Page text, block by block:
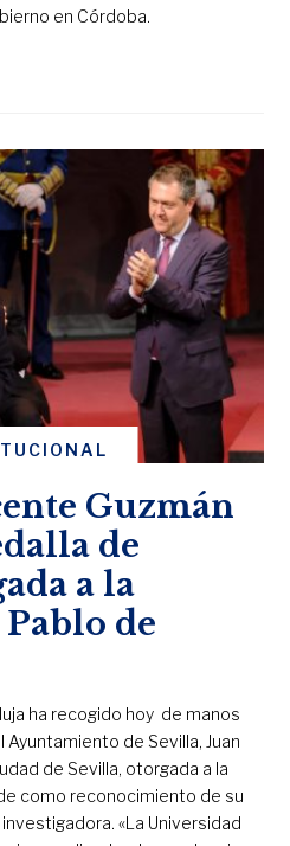
en Córdoba.
Guzmán
de
a la
de
ha recogido hoy de manos
de Sevilla, Juan
de Sevilla, otorgada a la
como reconocimiento de su
«La Universidad